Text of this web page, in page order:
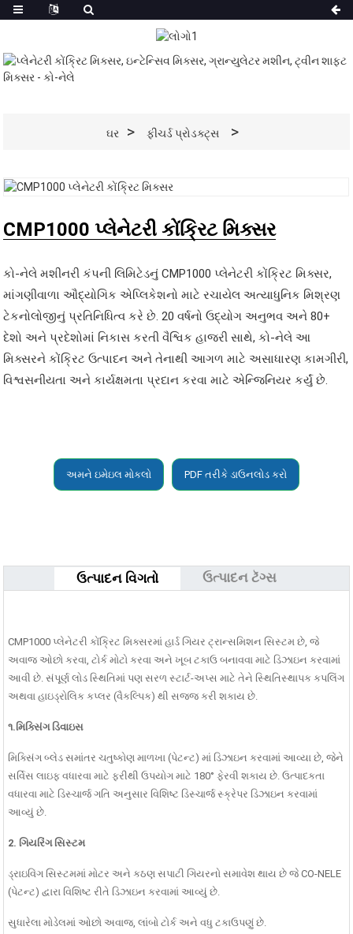
ઘર ફીચર્ડ પ્રોડક્ટ્સ
CMP1000 પ્લેનેટરી કોંક્રિટ મિક્સર
કો-નેલે મશીનરી કંપની લિમિટેડનું CMP1000 પ્લેનેટરી કોંક્રિટ મિક્સર,
માંગણીવાળા ઔદ્યોગિક એપ્લિકેશનો માટે રચાયેલ અત્યાધુનિક મિશ્રણ
ટેકનોલોજીનું પ્રતિનિધિત્વ કરે છે. 20 વર્ષનો ઉદ્યોગ અનુભવ અને 80+
દેશો અને પ્રદેશોમાં નિકાસ કરતી વૈશ્વિક હાજરી સાથે, કો-નેલે આ
મિક્સરને કોંક્રિટ ઉત્પાદન અને તેનાથી આગળ માટે અસાધારણ કામગીરી,
વિશ્વસનીયતા અને કાર્યક્ષમતા પ્રદાન કરવા માટે એન્જિનિયર કર્યું છે.
અમને ઇમેઇલ મોકલો PDF તરીકે ડાઉનલોડ કરો
ઉત્પાદન વિગતો ઉત્પાદન ટૅગ્સ
CMP1000 પ્લેનેટરી કોંક્રિટ મિક્સરમાં હાર્ડ ગિયર ટ્રાન્સમિશન સિસ્ટમ છે, જે
અવાજ ઓછો કરવા, ટોર્ક મોટો કરવા અને ખૂબ ટકાઉ બનાવવા માટે ડિઝાઇન કરવામાં
આવી છે. સંપૂર્ણ લોડ સ્થિતિમાં પણ સરળ સ્ટાર્ટ-અપ્સ માટે તેને સ્થિતિસ્થાપક કપલિંગ
અથવા હાઇડ્રોલિક કપ્લર (વૈકલ્પિક) થી સજ્જ કરી શકાય છે.
૧.મિક્સિંગ ડિવાઇસ
મિક્સિંગ બ્લેડ સમાંતર ચતુષ્કોણ માળખા (પેટન્ટ) માં ડિઝાઇન કરવામાં આવ્યા છે, જેને
સર્વિસ લાઇફ વધારવા માટે ફરીથી ઉપયોગ માટે 180° ફેરવી શકાય છે. ઉત્પાદકતા
વધારવા માટે ડિસ્ચાર્જ ગતિ અનુસાર વિશિષ્ટ ડિસ્ચાર્જ સ્ક્રેપર ડિઝાઇન કરવામાં
આવ્યું છે.
2. ગિયરિંગ સિસ્ટમ
ડ્રાઇવિંગ સિસ્ટમમાં મોટર અને કઠણ સપાટી ગિયરનો સમાવેશ થાય છે જે CO-NELE
(પેટન્ટ) દ્વારા વિશિષ્ટ રીતે ડિઝાઇન કરવામાં આવ્યું છે.
સુધારેલા મોડેલમાં ઓછો અવાજ, લાંબો ટોર્ક અને વધુ ટકાઉપણું છે.